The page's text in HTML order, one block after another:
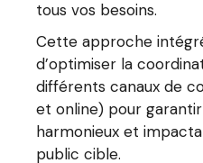
tous vos besoins.
Cette approche
d’optimiser la
différents canaux de
et online) pour
harmonieux et
public cible.